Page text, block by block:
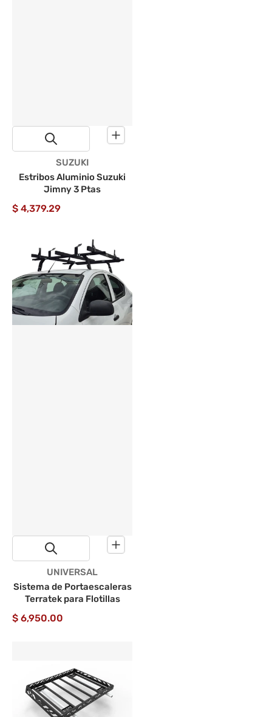
Proveedor:
SUZUKI
Estribos Aluminio Suzuki
Jimny 3 Ptas
$ 4,379.29
Proveedor:
UNIVERSAL
Sistema de Portaescaleras
Terratek para Flotillas
$ 6,950.00